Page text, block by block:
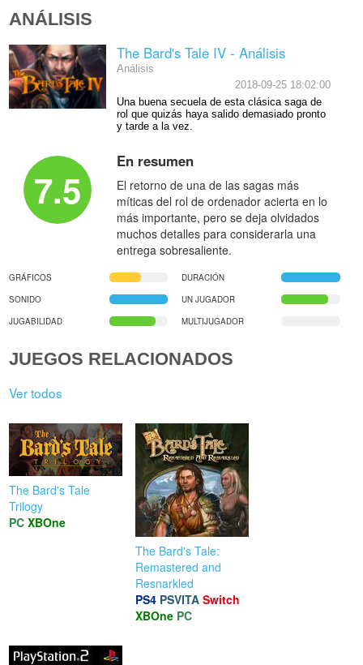
ANÁLISIS
The Bard's Tale IV - Análisis
Análisis
2018-09-25 18:02:00
Una buena secuela de esta clásica saga de
rol que quizás haya salido demasiado pronto
y tarde a la vez.
7.5
En resumen
El retorno de una de las sagas más
míticas del rol de ordenador acierta en lo
más importante, pero se deja olvidados
muchos detalles para considerarla una
entrega sobresaliente.
GRÁFICOS
DURACIÓN
SONIDO
UN JUGADOR
JUGABILIDAD
MULTIJUGADOR
JUEGOS RELACIONADOS
Ver todos
The Bard's Tale
Trilogy
PC XBOne
The Bard's Tale:
Remastered and
Resnarkled
PS4 PSVITA Switch
XBOne PC